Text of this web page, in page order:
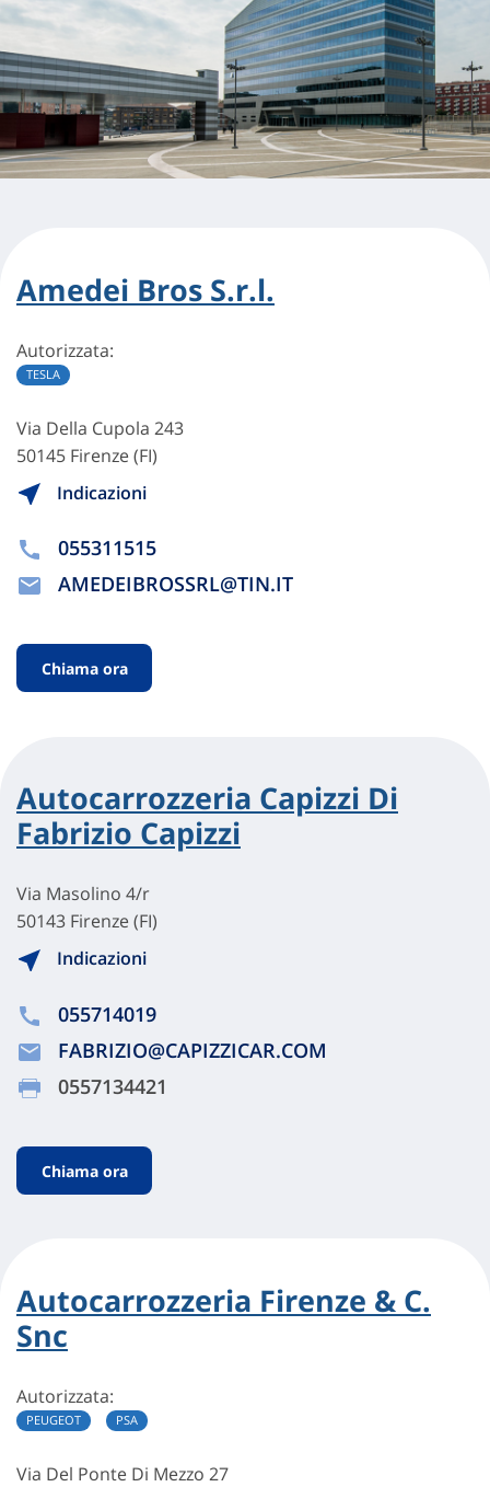
Amedei Bros S.r.l.
Autorizzata:
TESLA
Via Della Cupola 243
50145 Firenze (FI)
Indicazioni
055311515
AMEDEIBROSSRL@TIN.IT
Chiama ora
Autocarrozzeria Capizzi Di
Fabrizio Capizzi
Via Masolino 4/r
50143 Firenze (FI)
Indicazioni
055714019
FABRIZIO@CAPIZZICAR.COM
0557134421
Chiama ora
Autocarrozzeria Firenze & C.
Snc
Autorizzata:
PEUGEOT PSA
Via Del Ponte Di Mezzo 27